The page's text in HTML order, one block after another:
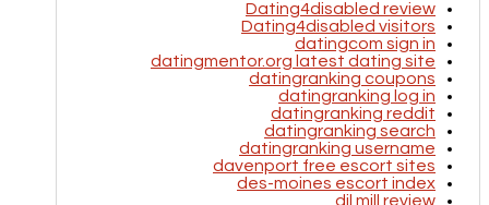
Dating4disabled review
Dating4disabled visitors
datingcom sign in
datingmentor.org latest dating site
datingranking coupons
datingranking log in
datingranking reddit
datingranking search
datingranking username
davenport free escort sites
des-moines escort index
dil mill review